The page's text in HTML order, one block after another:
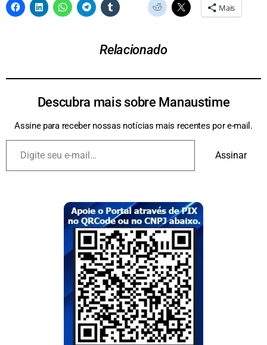
Mais
Relacionado
Descubra mais sobre Manaustime
Assine para receber nossas notícias mais recentes por e-mail.
Assinar